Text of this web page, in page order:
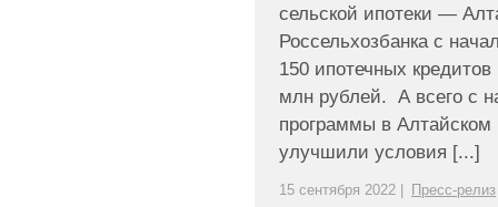
сельской ипотеки —
Россельхозбанка с
150 ипотечных
млн рублей. А всего с
программы в Алтайском
улучшили условия [...]
15 сентября 2022 | Пресс-релиз